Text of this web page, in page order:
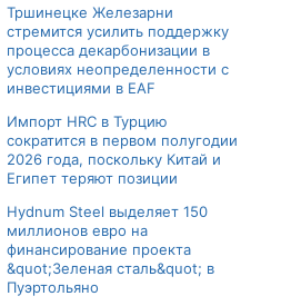
Тршинецке Железарни
стремится усилить поддержку
процесса декарбонизации в
условиях неопределенности с
инвестициями в EAF
Импорт HRC в Турцию
сократится в первом полугодии
2026 года, поскольку Китай и
Египет теряют позиции
Hydnum Steel выделяет 150
миллионов евро на
финансирование проекта
&quot;Зеленая сталь&quot; в
Пуэртольяно